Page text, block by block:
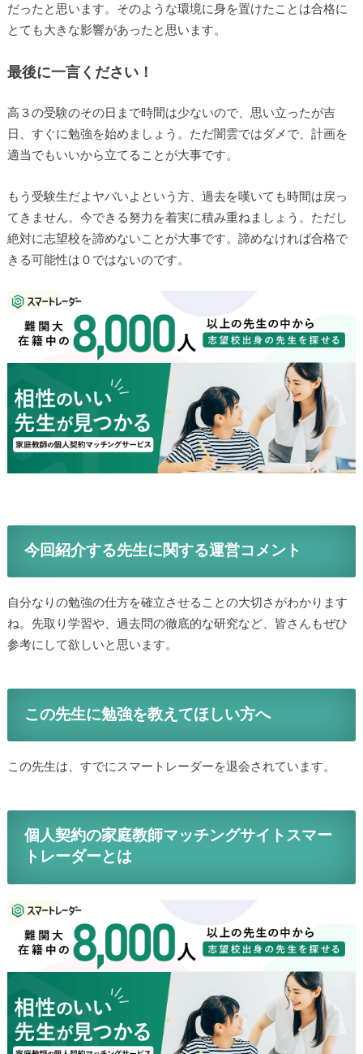
だったと思います。そのような環境に身を置けたことは合格に
とても大きな影響があったと思います。
最後に一言ください！
高３の受験のその日まで時間は少ないので、思い立ったが吉
日、すぐに勉強を始めましょう。ただ闇雲ではダメで、計画を
適当でもいいから立てることが大事です。
もう受験生だよヤバいよという方、過去を嘆いても時間は戻っ
てきません。今できる努力を着実に積み重ねましょう。ただし
絶対に志望校を諦めないことが大事です。諦めなければ合格で
きる可能性は０ではないのです。
今回紹介する先生に関する運営コメント
自分なりの勉強の仕方を確立させることの大切さがわかります
ね。先取り学習や、過去問の徹底的な研究など、皆さんもぜひ
参考にして欲しいと思います。
この先生に勉強を教えてほしい方へ
この先生は、すでにスマートレーダーを退会されています。
個人契約の家庭教師マッチングサイトスマー
トレーダーとは